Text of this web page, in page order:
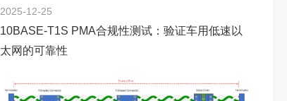
2025-12-25
10BASE-T1S PMA合规性测试：验证车用低速以
太网的可靠性